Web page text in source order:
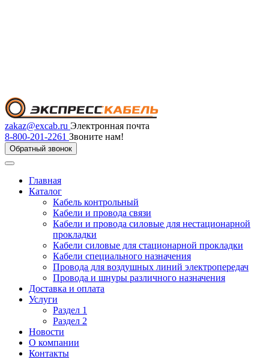
zakaz@excab.ru Электронная почта
8-800-201-2261 Звоните нам!
Обратный звонок
Главная
Каталог
Кабель контрольный
Кабели и провода связи
Кабели и провода силовые для нестационарной
прокладки
Кабели силовые для стационарной прокладки
Кабели специального назначения
Провода для воздушных линий электропередач
Провода и шнуры различного назначения
Доставка и оплата
Услуги
Раздел 1
Раздел 2
Новости
О компании
Контакты